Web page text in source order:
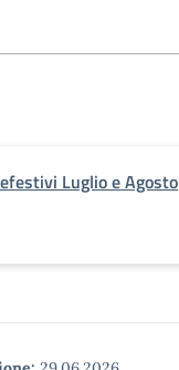
Luglio e Agosto